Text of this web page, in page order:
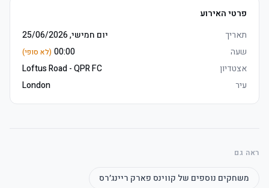
פרטי האירוע
תאריך
יום חמישי, 25/06/2026
שעה
00:00 (לא סופי)
אצטדיון
Loftus Road - QPR FC
עיר
London
ראה גם
משחקים נוספים של קווינס פארק ריינג׳רס